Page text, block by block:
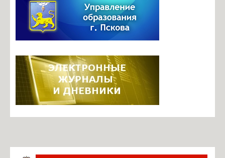
Итоговая аттестация
Инновационная деятельность
Инновационные площадки школы
Фотогалерея
Видеоархив
Задать вопрос по работе ЭЖ
Информация о ЕГИССО
Павлова О.В., завуч по УВР